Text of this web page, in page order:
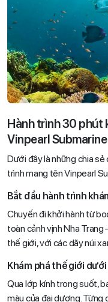
Hành trình 30 phút
Vinpearl Submarine
Dưới đây là những chia
trình mang tên Vinpearl
Bắt đầu hành trình
Chuyến đi khởi hành từ
toàn cảnh vịnh Nha
thế giới, với các dãy núi
Khám phá thế giới
Qua lớp kính trong suốt,
màu của đại dương. Từng